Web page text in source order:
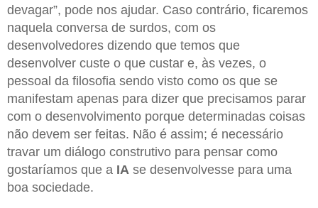
devagar”, pode nos ajudar. Caso contrário, ficaremos
naquela conversa de surdos, com os
desenvolvedores dizendo que temos que
desenvolver custe o que custar e, às vezes, o
pessoal da filosofia sendo visto como os que se
manifestam apenas para dizer que precisamos parar
com o desenvolvimento porque determinadas coisas
não devem ser feitas. Não é assim; é necessário
travar um diálogo construtivo para pensar como
gostaríamos que a IA se desenvolvesse para uma
boa sociedade.